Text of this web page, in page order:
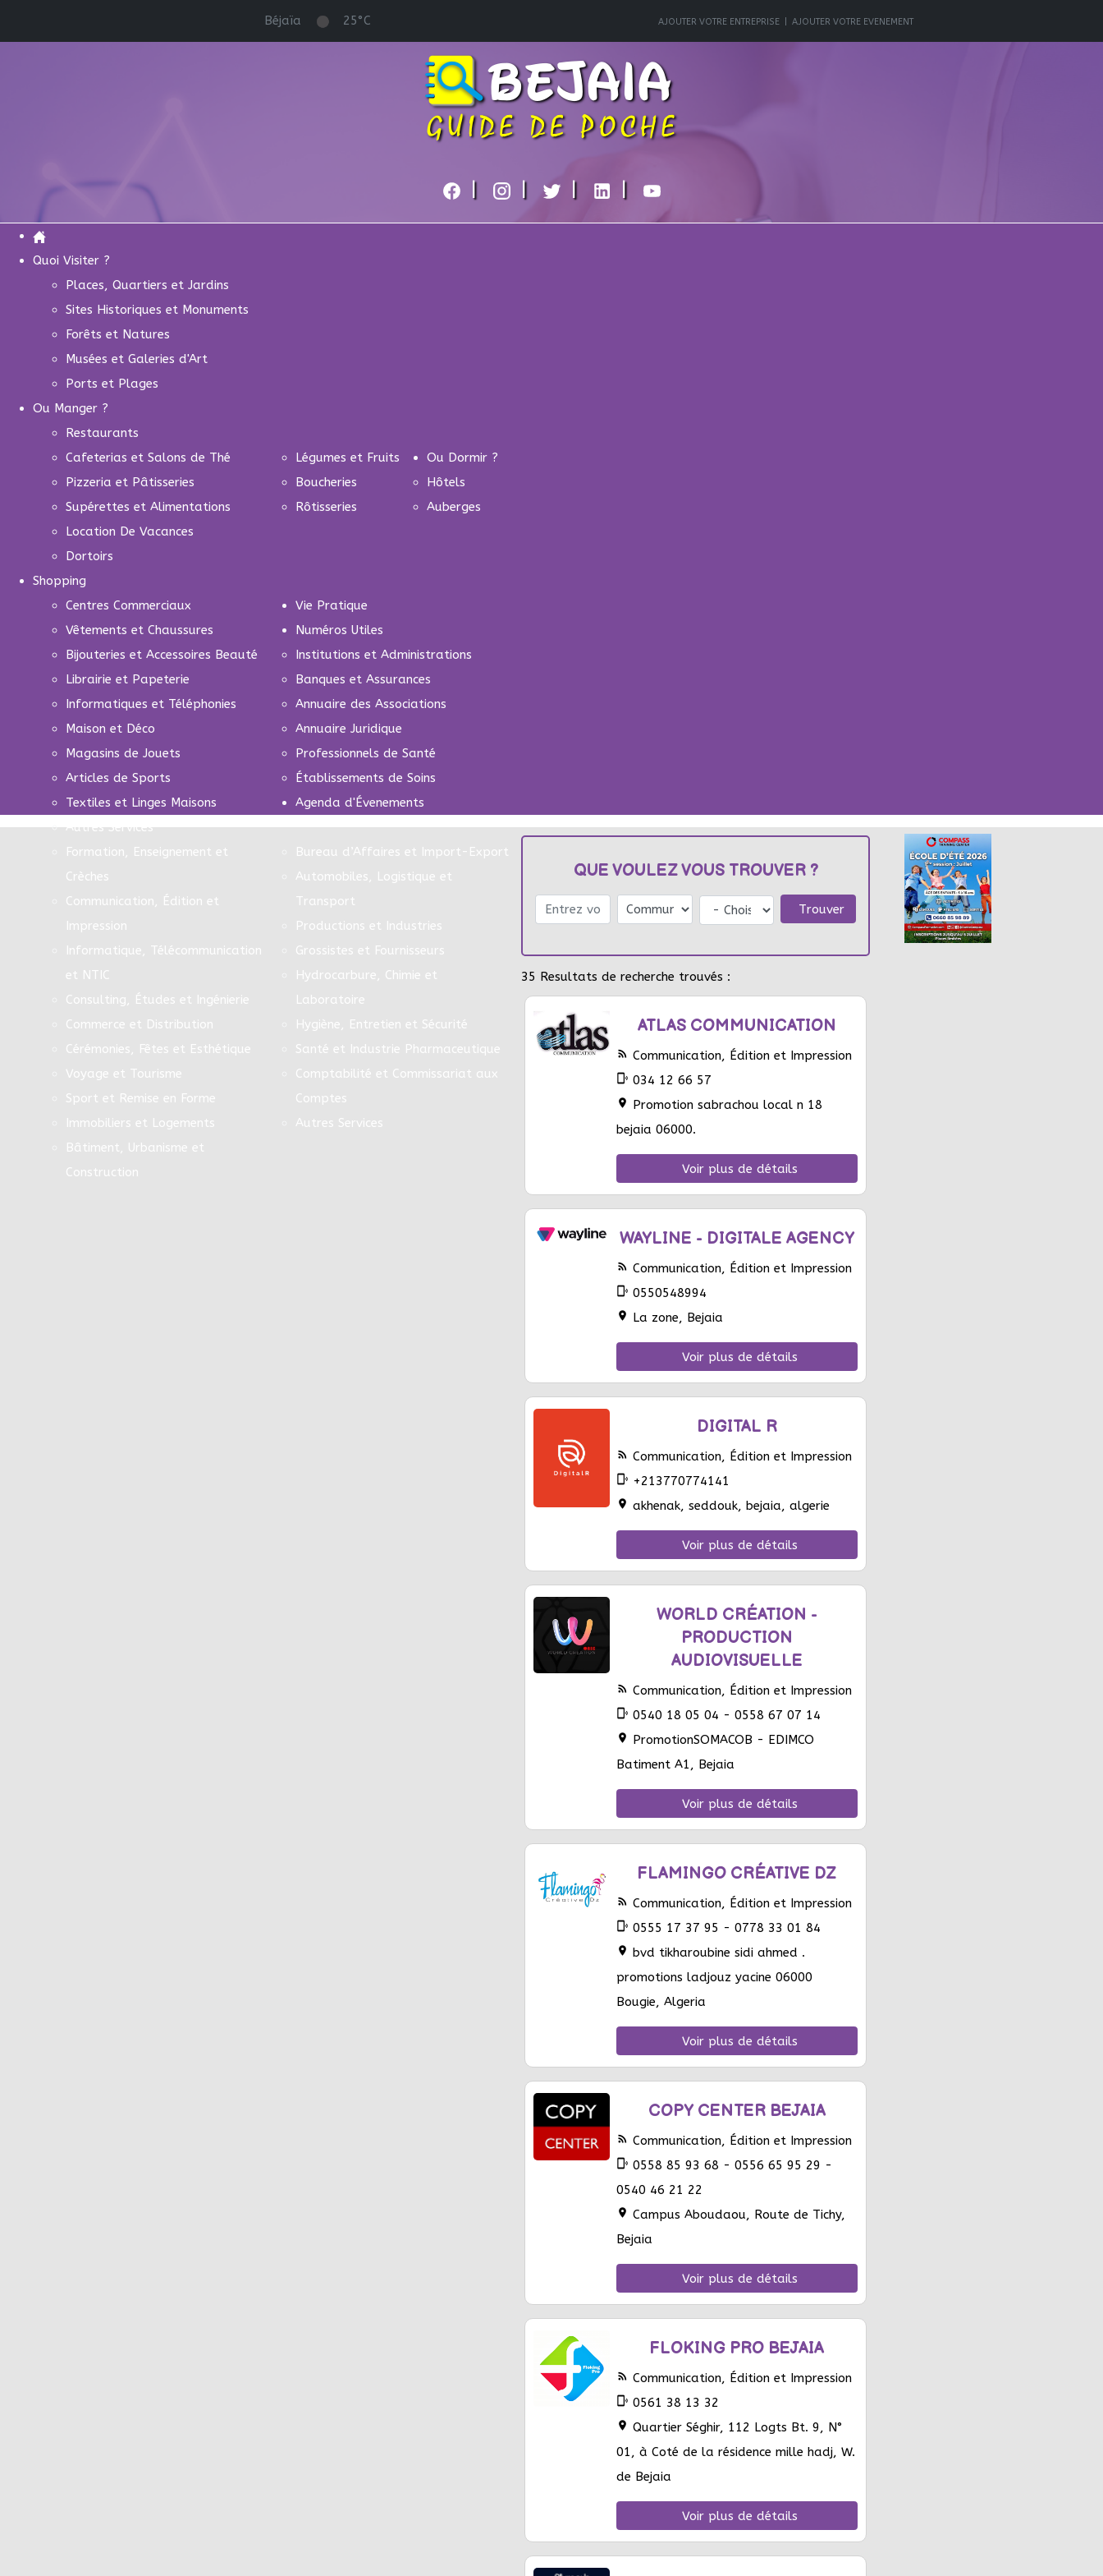
Béjaïa 25°C AJOUTER VOTRE ENTREPRISE| AJOUTER VOTRE EVENEMENT
| | | |
Quoi Visiter ?
Places, Quartiers et Jardins
Sites Historiques et Monuments
Forêts et Natures
Musées et Galeries d'Art
Ports et Plages
Ou Manger ?
Restaurants
Cafeterias et Salons de Thé
Pizzeria et Pâtisseries
Supérettes et Alimentations
Légumes et Fruits
Boucheries
Rôtisseries
Ou Dormir ?
Hôtels
Auberges
Location De Vacances
Dortoirs
Shopping
Centres Commerciaux
Vêtements et Chaussures
Bijouteries et Accessoires Beauté
Librairie et Papeterie
Informatiques et Téléphonies
Maison et Déco
Magasins de Jouets
Articles de Sports
Textiles et Linges Maisons
Autres Services
Vie Pratique
Formation, Enseignement et
Crèches
Communication, Édition et
Impression
Informatique, Télécommunication
et NTIC
Consulting, Études et Ingénierie
Commerce et Distribution
Cérémonies, Fêtes et Esthétique
Voyage et Tourisme
Sport et Remise en Forme
Immobiliers et Logements
Bâtiment, Urbanisme et
Construction
Bureau d’Affaires et Import-Export
Automobiles, Logistique et
Transport
Productions et Industries
Grossistes et Fournisseurs
Hydrocarbure, Chimie et
Laboratoire
Hygiène, Entretien et Sécurité
Santé et Industrie Pharmaceutique
Comptabilité et Commissariat aux
Comptes
Autres Services
Numéros Utiles
Institutions et Administrations
Banques et Assurances
Annuaire des Associations
Annuaire Juridique
Professionnels de Santé
Établissements de Soins
Agenda d'Évenements
QUE VOULEZ VOUS TROUVER ?
Trouver
35 Resultats de recherche trouvés :
ATLAS COMMUNICATION
rss_feed Communication, Édition et Impression
phonelink_ring 034 12 66 57
location_on Promotion sabrachou local n 18
bejaia 06000.
Voir plus de détails
WAYLINE - DIGITALE AGENCY
rss_feed Communication, Édition et Impression
phonelink_ring 0550548994
location_on La zone, Bejaia
Voir plus de détails
DIGITAL R
rss_feed Communication, Édition et Impression
phonelink_ring +213770774141
location_on akhenak, seddouk, bejaia, algerie
Voir plus de détails
WORLD CRÉATION -
PRODUCTION
AUDIOVISUELLE
rss_feed Communication, Édition et Impression
phonelink_ring 0540 18 05 04 - 0558 67 07 14
location_on PromotionSOMACOB - EDIMCO
Batiment A1, Bejaia
Voir plus de détails
FLAMINGO CRÉATIVE DZ
rss_feed Communication, Édition et Impression
phonelink_ring 0555 17 37 95 - 0778 33 01 84
location_on bvd tikharoubine sidi ahmed .
promotions ladjouz yacine 06000
Bougie, Algeria
Voir plus de détails
COPY CENTER BEJAIA
rss_feed Communication, Édition et Impression
phonelink_ring 0558 85 93 68 - 0556 65 95 29 -
0540 46 21 22
location_on Campus Aboudaou, Route de Tichy,
Bejaia
Voir plus de détails
FLOKING PRO BEJAIA
rss_feed Communication, Édition et Impression
phonelink_ring 0561 38 13 32
location_on Quartier Séghir, 112 Logts Bt. 9, N°
01, à Coté de la résidence mille hadj, W.
de Bejaia
Voir plus de détails